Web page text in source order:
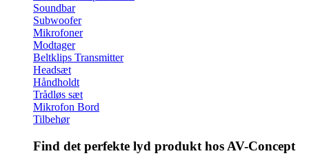
Soundbar
Subwoofer
Mikrofoner
Modtager
Beltklips Transmitter
Headsæt
Håndholdt
Trådløs sæt
Mikrofon Bord
Tilbehør
Find det perfekte lyd produkt hos AV-Concept